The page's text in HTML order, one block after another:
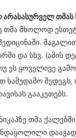
თმას
თმა მხოლოდ
და სხვ. (ამის
ეს ყოველივე
სამუდამო
გააკეთებს.
თმა